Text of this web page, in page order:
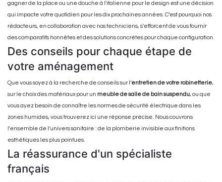
gagner de la place ou une douche à l'italienne pour le design est une décision
qui impacte votre quotidien pour les dix prochaines années. C’est pourquoi nos
rédacteurs, en collaboration avec nos techniciens, s'efforcent de vous fournir
des comparatifs honnêtes et des solutions concrètes pour chaque configuration.
Des conseils pour chaque étape de
votre aménagement
Que vous soyez à la recherche de conseils sur l’entretien de votre robinetterie,
sur le choix des matériaux pour un meuble de salle de bain suspendu, ou que
vous ayez besoin de connaître les normes de sécurité électrique dans les
zones humides, vous trouverez ici une réponse précise. Nous couvrons
l'ensemble de l'univers sanitaire : de la plomberie invisible aux finitions
esthétiques les plus pointues.
La réassurance d'un spécialiste
français